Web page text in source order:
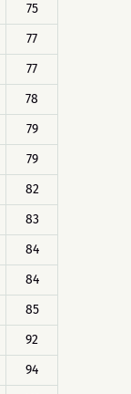
75
77
77
78
79
79
82
83
84
84
85
92
94